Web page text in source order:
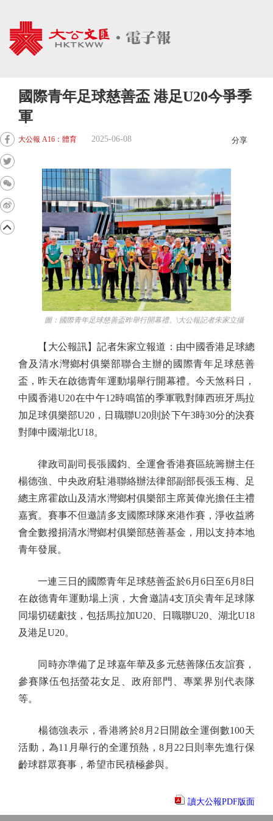
國際青年足球慈善盃 港足U20今爭季
軍
大公報 A16：體育 2025-06-08 分享
圖：國際青年足球慈善盃昨舉行開幕禮。\大公報記者朱家立攝
【大公報訊】記者朱家立報道：由中國香港足球總
會及清水灣鄉村俱樂部聯合主辦的國際青年足球慈善
盃，昨天在啟德青年運動場舉行開幕禮。今天煞科日，
中國香港U20在中午12時鳴笛的季軍戰對陣西班牙馬拉
加足球俱樂部U20，日職聯U20則於下午3時30分的決賽
對陣中國湖北U18。
律政司副司長張國鈞、全運會香港賽區統籌辦主任
楊德強、中央政府駐港聯絡辦法律部副部長張玉梅、足
總主席霍啟山及清水灣鄉村俱樂部主席黃偉光擔任主禮
嘉賓。賽事不但邀請多支國際球隊來港作賽，淨收益將
會全數撥捐清水灣鄉村俱樂部慈善基金，用以支持本地
青年發展。
一連三日的國際青年足球慈善盃於6月6日至6月8日
在啟德青年運動場上演，大會邀請4支頂尖青年足球隊
同場切磋獻技，包括馬拉加U20、日職聯U20、湖北U18
及港足U20。
同時亦準備了足球嘉年華及多元慈善隊伍友誼賽，
參賽隊伍包括螢花女足、政府部門、專業界別代表隊
等。
楊德強表示，香港將於8月2日開啟全運倒數100天
活動，為11月舉行的全運預熱，8月22日則率先進行保
齡球群眾賽事，希望市民積極參與。
讀大公報PDF版面